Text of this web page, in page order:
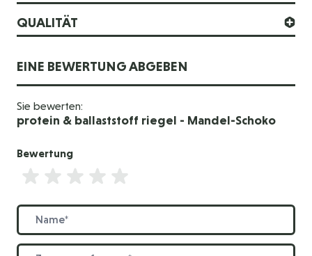
QUALITÄT
EINE BEWERTUNG ABGEBEN
Sie bewerten:
protein & ballaststoff riegel - Mandel-Schoko
Bewertung
Bewertung
Name
Zusammenfassung